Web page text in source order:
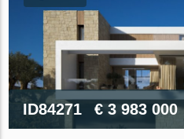
ID84271 € 3 983 000